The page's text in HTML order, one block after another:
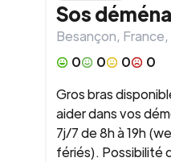
Sos
Besançon, France
0
0 0
0
Gros bras
aider dans vos
7j/7 de 8h à 19h
fériés). Possibilité